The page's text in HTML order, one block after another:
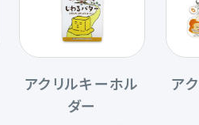
アクリルキーホル
ダー
ア